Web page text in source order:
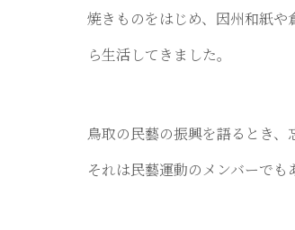
焼きものをはじめ、因州和紙
ら生活してきました。
鳥取の民藝の振興を語るとき、
それは民藝運動のメンバーでも